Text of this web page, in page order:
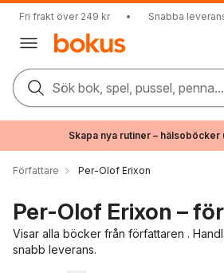
Fri frakt över 249 kr • Snabba
Sök bok, spel, pussel, penna...
Skapa nya rutiner –
Författare Per-Olof Erixon
Per-Olof Erixon –
Visar alla böcker från författaren .
snabb leverans.